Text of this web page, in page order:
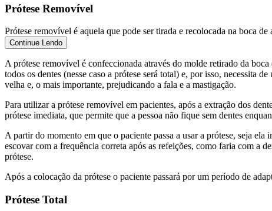
Prótese Removível
Prótese removível é aquela que pode ser tirada e recolocada na boca
Continue Lendo
A prótese removível é confeccionada através do molde retirado da
todos os dentes (nesse caso a prótese será total) e, por isso, necessita
velha e, o mais importante, prejudicando a fala e a mastigação.
Para utilizar a prótese removível em pacientes, após a extração dos
prótese imediata, que permite que a pessoa não fique sem dentes
A partir do momento em que o paciente passa a usar a prótese, seja
escovar com a frequência correta após as refeições, como faria com a
prótese.
Após a colocação da prótese o paciente passará por um período de
Prótese Total